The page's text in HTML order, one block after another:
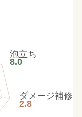
泡立ち
8.0
ダメージ補修
2.8